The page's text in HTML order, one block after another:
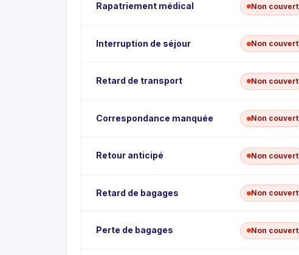
Rapatriement médical Non couvert
Interruption de séjour Non couvert
Retard de transport Non couvert
Correspondance manquée Non couvert
Retour anticipé Non couvert
Retard de bagages Non couvert
Perte de bagages Non couvert